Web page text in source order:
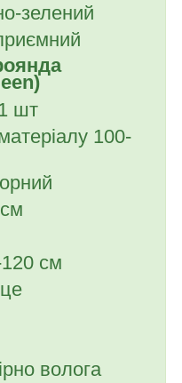
зелений
шт
100-
см
волога